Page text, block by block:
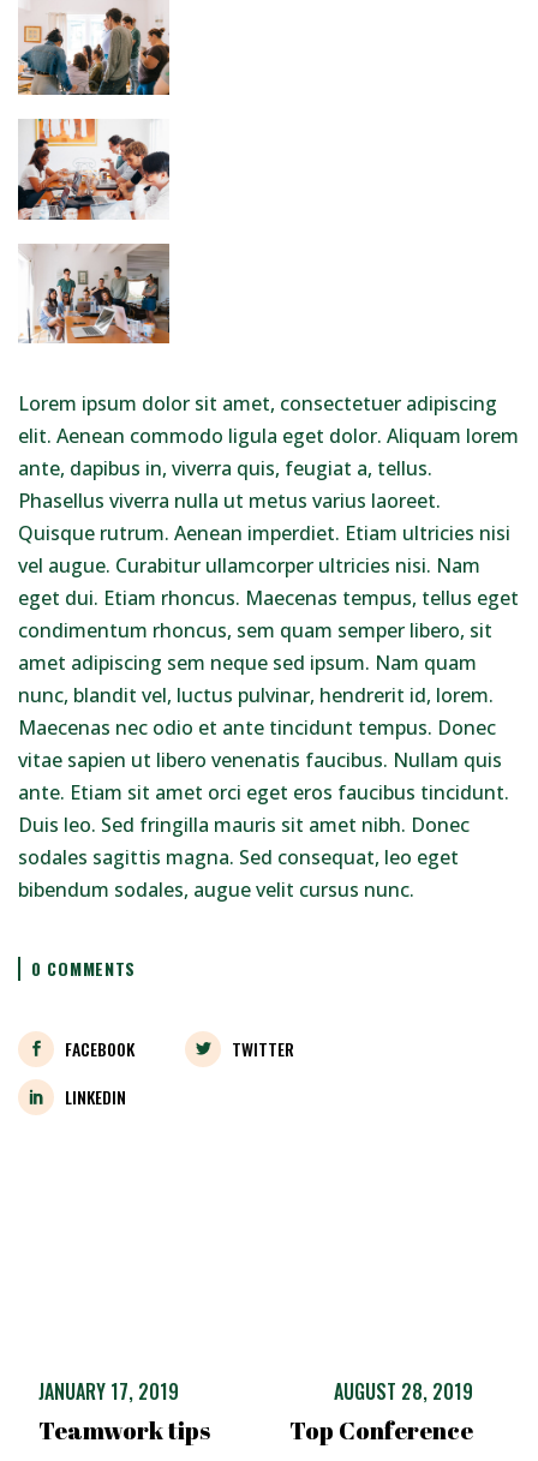
Lorem ipsum dolor sit amet, consectetuer adipiscing
elit. Aenean commodo ligula eget dolor. Aliquam lorem
ante, dapibus in, viverra quis, feugiat a, tellus.
Phasellus viverra nulla ut metus varius laoreet.
Quisque rutrum. Aenean imperdiet. Etiam ultricies nisi
vel augue. Curabitur ullamcorper ultricies nisi. Nam
eget dui. Etiam rhoncus. Maecenas tempus, tellus eget
condimentum rhoncus, sem quam semper libero, sit
amet adipiscing sem neque sed ipsum. Nam quam
nunc, blandit vel, luctus pulvinar, hendrerit id, lorem.
Maecenas nec odio et ante tincidunt tempus. Donec
vitae sapien ut libero venenatis faucibus. Nullam quis
ante. Etiam sit amet orci eget eros faucibus tincidunt.
Duis leo. Sed fringilla mauris sit amet nibh. Donec
sodales sagittis magna. Sed consequat, leo eget
bibendum sodales, augue velit cursus nunc.
0 COMMENTS
FACEBOOK
TWITTER
LINKEDIN
JANUARY 17, 2019
Teamwork tips
AUGUST 28, 2019
Top Conference